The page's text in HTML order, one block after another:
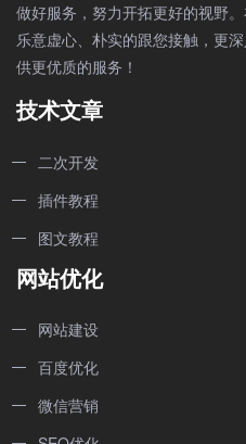
做好服务，努力开拓更好的视野
乐意虚心、朴实的跟您接触，更
供更优质的服务！
技术文章
二次开发
插件教程
图文教程
网站优化
网站建设
百度优化
微信营销